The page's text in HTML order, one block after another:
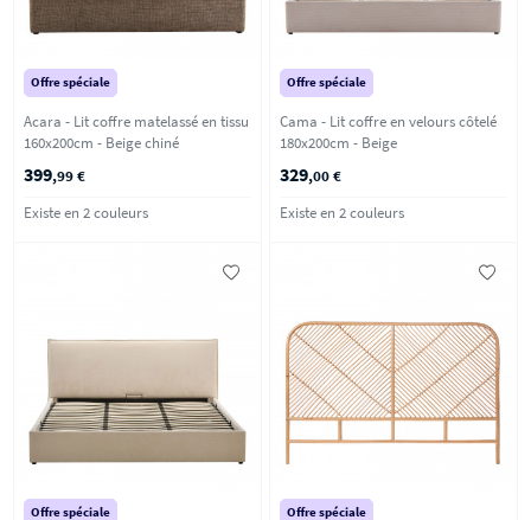
Offre spéciale
Acara - Lit coffre matelassé en tissu
160x200cm - Beige chiné
399,99 €
Existe en 2 couleurs
Offre spéciale
Cama - Lit coffre en velours côtelé
180x200cm - Beige
329,00 €
Existe en 2 couleurs
Offre spéciale Offre spéciale